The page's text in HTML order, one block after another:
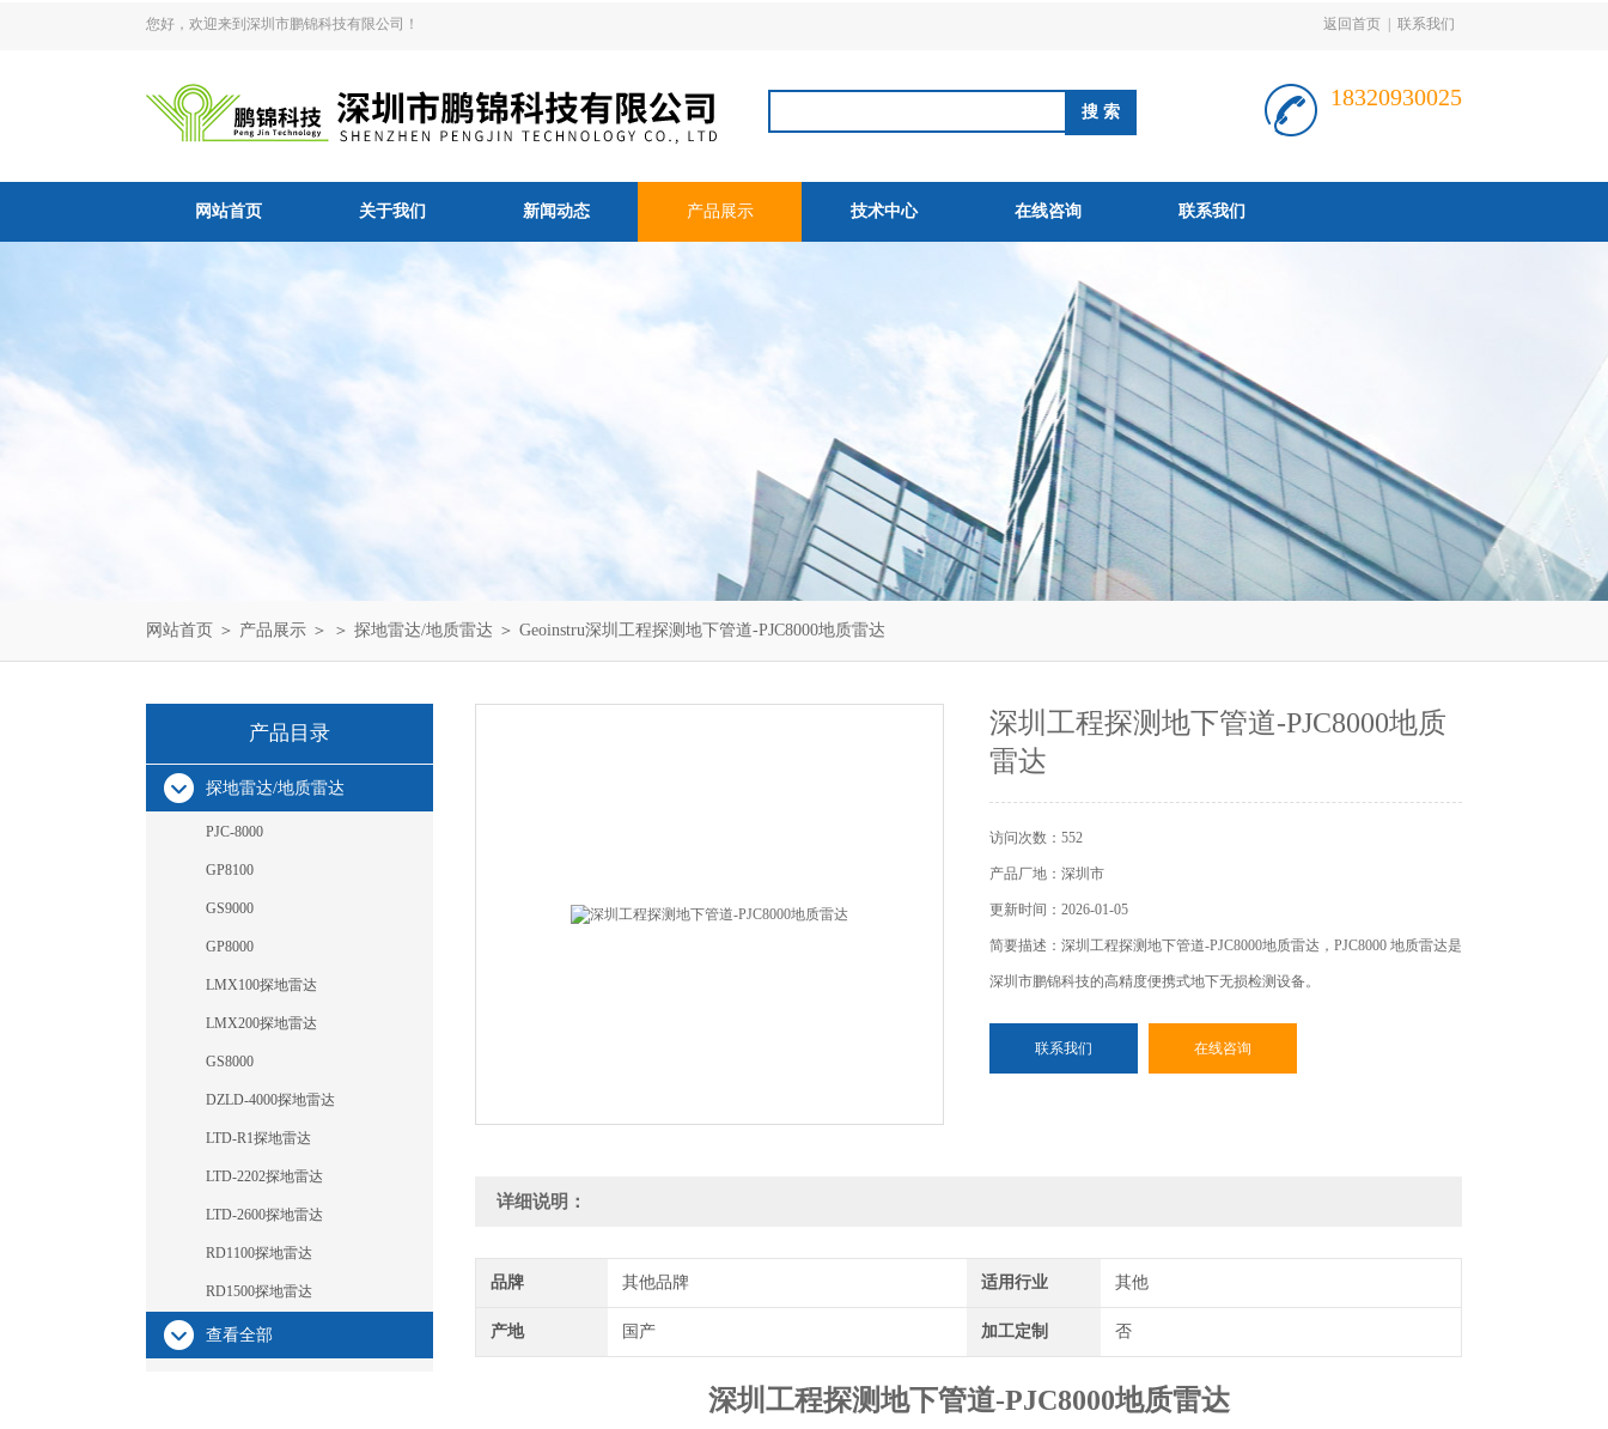
您好，欢迎来到深圳市鹏锦科技有限公司！ 返回首页 联系我们
18320930025
网站首页 关于我们 新闻动态 产品展示 技术中心 在线咨询 联系我们
网站首页 ＞ 产品展示 ＞ ＞ 探地雷达/地质雷达 ＞ Geoinstru深圳工程探测地下管道-PJC8000地质雷达
产品目录
探地雷达/地质雷达
PJC-8000
GP8100
GS9000
GP8000
LMX100探地雷达
LMX200探地雷达
GS8000
DZLD-4000探地雷达
LTD-R1探地雷达
LTD-2202探地雷达
LTD-2600探地雷达
RD1100探地雷达
RD1500探地雷达
查看全部
深圳工程探测地下管道-PJC8000地质
雷达
访问次数：552
产品厂地：深圳市
更新时间：2026-01-05
简要描述：深圳工程探测地下管道-PJC8000地质雷达，PJC8000 地质雷达是
深圳市鹏锦科技的高精度便携式地下无损检测设备。
联系我们 在线咨询
详细说明：
品牌 其他品牌 适用行业 其他
产地 国产 加工定制 否
深圳工程探测地下管道-PJC8000地质雷达